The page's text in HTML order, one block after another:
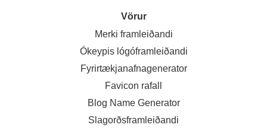
Vörur
Merki framleiðandi
Ókeypis lógóframleiðandi
Fyrirtækjanafnagenerator
Favicon rafall
Blog Name Generator
Slagorðsframleiðandi